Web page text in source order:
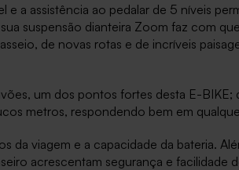
a assistência ao pedalar de 5 níveis
suspensão dianteira Zoom faz com
de novas rotas e de incríveis
um dos pontos fortes desta E-BIKE;
metros, respondendo bem em
da viagem e a capacidade da bateria.
acrescentam segurança e facilidade